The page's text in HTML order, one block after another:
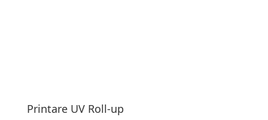
Printare UV Roll-up